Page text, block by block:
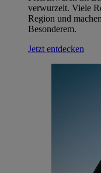
verwurzelt. Viele
Region und
Besonderem.
Jetzt entdecken